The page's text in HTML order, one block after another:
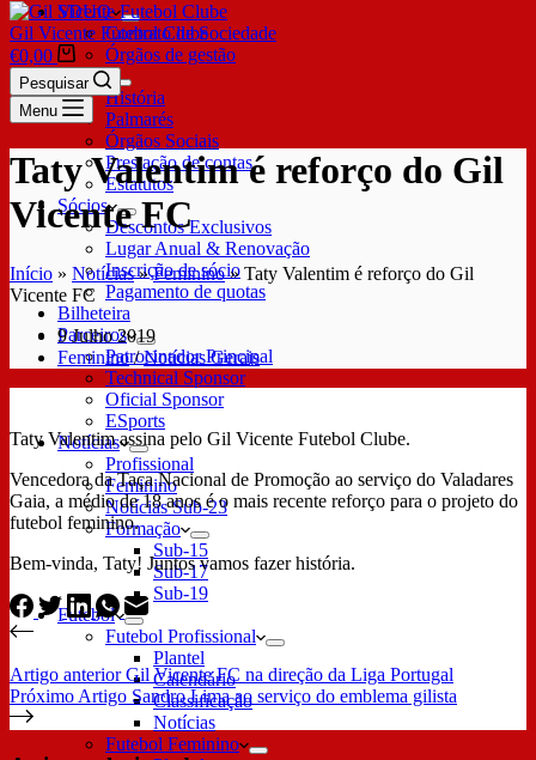
SDUQ
Contrato de Sociedade
Órgãos de gestão
Clube
História
Palmarés
Órgãos Sociais
Prestação de contas
Estatutos
Sócios
Descontos Exclusivos
Lugar Anual & Renovação
Inscrição de sócio
Pagamento de quotas
Bilheteira
Parceiros
Patrocinador Principal
Technical Sponsor
Oficial Sponsor
ESports
Notícias
Profissional
Feminino
Notícias Sub-23
Formação
Sub-15
Sub-17
Sub-19
Futebol
Futebol Profissional
Plantel
Calendário
Classificação
Notícias
Futebol Feminino
Gil Vicente Futebol Clube
€0,00
Pesquisar
Menu
Taty Valentim é reforço do Gil
Vicente FC
Início » Notícias»Feminino»Taty Valentim é reforço do Gil
Vicente FC
9 Julho 2019
Feminino/Notícias Gerais
Taty Valentim assina pelo Gil Vicente Futebol Clube.
Vencedora da Taça Nacional de Promoção ao serviço do Valadares
Gaia, a médio de 18 anos é o mais recente reforço para o projeto do
futebol feminino.
Bem-vinda, Taty! Juntos vamos fazer história.
Artigo anteriorGil Vicente FC na direção da Liga Portugal
Próximo Artigo Sandro Lima ao serviço do emblema gilista